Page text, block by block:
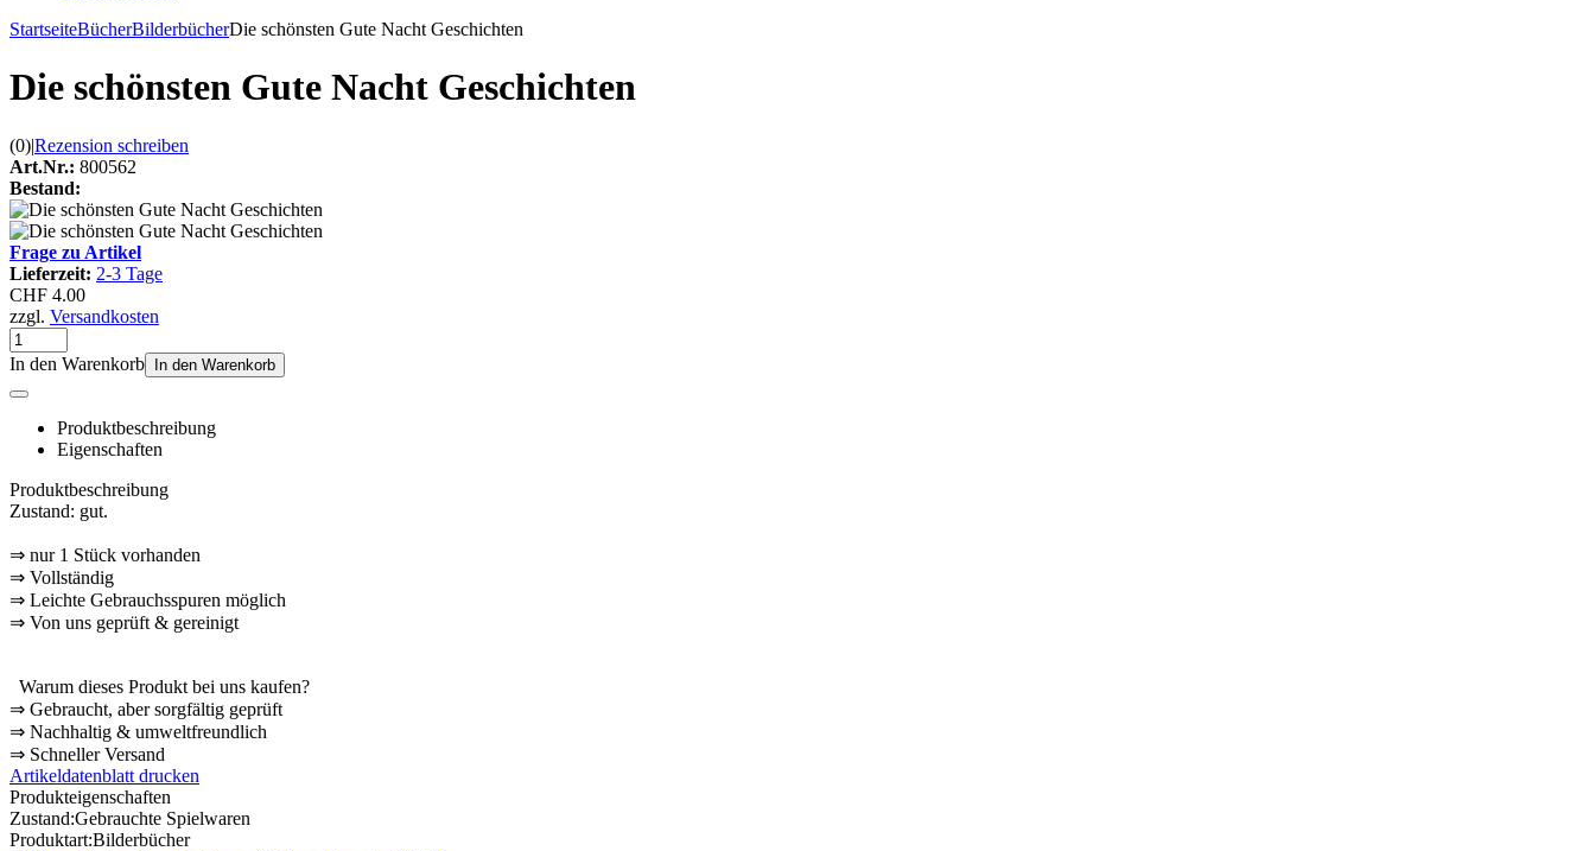
StartseiteBücherBilderbücherDie schönsten Gute Nacht Geschichten
Die schönsten Gute Nacht Geschichten
(0)|Rezension schreiben
Art.Nr.: 800562
Bestand:
Frage zu Artikel
Lieferzeit: 2-3 Tage
CHF 4.00
zzgl. Versandkosten
In den Warenkorb In den Warenkorb
Produktbeschreibung
Eigenschaften
Produktbeschreibung
Zustand: gut.
⇒ nur 1 Stück vorhanden
⇒ Vollständig
⇒ ️ Leichte Gebrauchsspuren möglich
⇒ Von uns geprüft & gereinigt
Warum dieses Produkt bei uns kaufen?
⇒ ️ Gebraucht, aber sorgfältig geprüft
⇒ ️ Nachhaltig & umweltfreundlich
⇒ ️ Schneller Versand
Artikeldatenblatt drucken
Produkteigenschaften
Zustand:Gebrauchte Spielwaren
Produktart:Bilderbücher